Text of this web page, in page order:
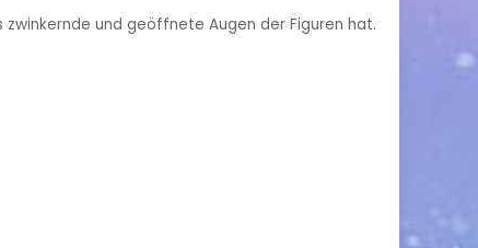
und geöffnete Augen der Figuren hat.